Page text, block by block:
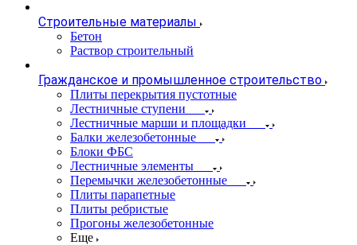
Строительные материалы
Бетон
Раствор строительный
Гражданское и промышленное строительство
Плиты перекрытия пустотные
Лестничные ступени
Лестничные марши и площадки
Балки железобетонные
Блоки ФБС
Лестничные элементы
Перемычки железобетонные
Плиты парапетные
Плиты ребристые
Прогоны железобетонные
Еще